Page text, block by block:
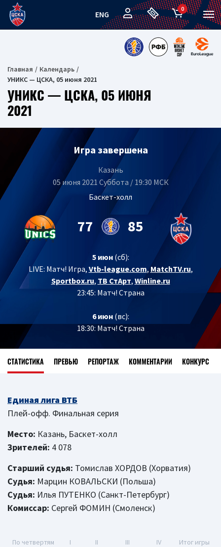
ENG
0
Главная
Календарь
УНИКС — ЦСКА, 05 июня 2021
УНИКС — ЦСКА, 05 ИЮНЯ
2021
Игра завершена
Казань
05 июня 2021 Суббота / 19:30 МСК
Баскет-холл
77 85
5 июн(сб):
LIVE: Матч! Игра, Vtb-league.com,MatchTV.ru,
Sportbox.ru, ТВ СтAрт, Winline.ru
23:45: Матч! Страна
6 июн(вс):
18:30: Матч! Страна
СТАТИСТИКА ПРЕВЬЮ РЕПОРТАЖ КОММЕНТАРИИ КОНКУРС
Единая лига ВТБ
Плей-офф. Финальная серия
Место: Казань, Баскет-холл
Зрителей: 4 078
Старший судья: Томислав ХОРДОВ (Хорватия)
Судья: Марцин КОВАЛЬСКИ (Польша)
Судья: Илья ПУТЕНКО (Санкт-Петербург)
Комиссар: Сергей ФОМИН (Смоленск)
По четвертям I II III IV Итог игры